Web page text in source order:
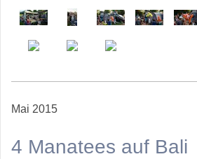
Mai 2015
4 Manatees auf Bali